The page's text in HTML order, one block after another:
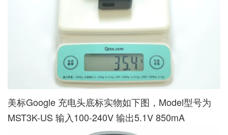
美标Google 充电头底标实物如下图，Model型号为
MST3K-US 输入100-240V 输出5.1V 850mA